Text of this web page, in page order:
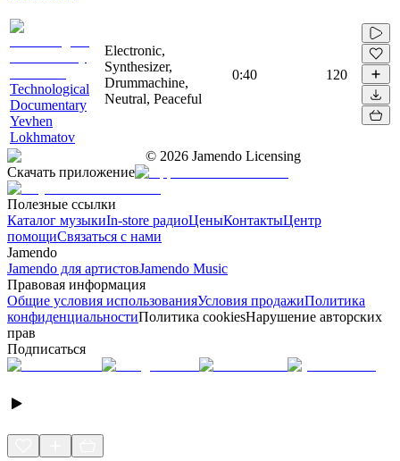
Technological
Documentary
Yevhen
Lokhmatov
Electronic,
Synthesizer,
Drummachine,
Neutral, Peaceful
0:40 120
© 2026 Jamendo Licensing
Скачать приложение
Полезные ссылки
Каталог музыкиIn-store радиоЦеныКонтактыЦентр
помощиСвязаться с нами
Jamendo
Jamendo для артистовJamendo Music
Правовая информация
Общие условия использованияУсловия продажиПолитика
конфиденциальностиПолитика cookiesНарушение авторских
прав
Подписаться